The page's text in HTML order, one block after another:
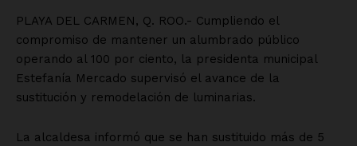
PLAYA DEL CARMEN, Q. ROO.- Cumpliendo el
compromiso de mantener un alumbrado público
operando al 100 por ciento, la presidenta municipal
Estefanía Mercado supervisó el avance de la
sustitución y remodelación de luminarias.
La alcaldesa informó que se han sustituido más de 5